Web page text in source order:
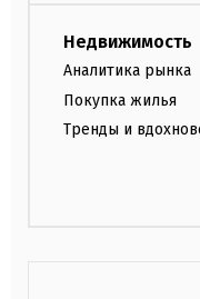
Недвижимость
Аналитика рынка
Покупка жилья
Тренды и